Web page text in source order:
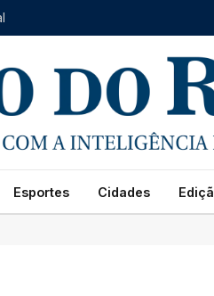
Esportes Cidades